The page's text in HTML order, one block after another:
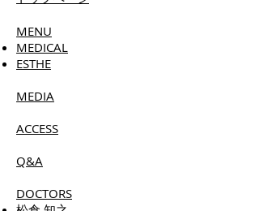
MENU
MEDICAL
ESTHE
MEDIA
ACCESS
Q&A
DOCTORS